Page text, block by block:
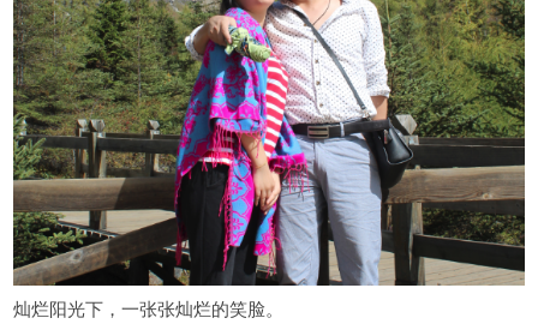
灿烂阳光下，一张张灿烂的笑脸。